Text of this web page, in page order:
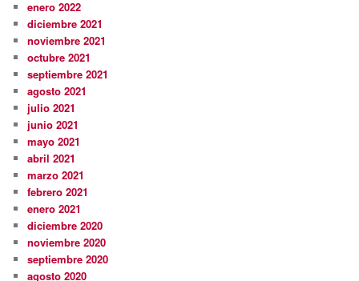
enero 2022
diciembre 2021
noviembre 2021
octubre 2021
septiembre 2021
agosto 2021
julio 2021
junio 2021
mayo 2021
abril 2021
marzo 2021
febrero 2021
enero 2021
diciembre 2020
noviembre 2020
septiembre 2020
agosto 2020